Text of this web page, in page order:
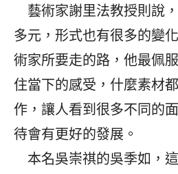
藝術家謝里法教授則說
多元，形式也有很多的變
術家所要走的路，他最佩
住當下的感受，什麼素材
作，讓人看到很多不同的
待會有更好的發展。
本名吳崇祺的吳季如，